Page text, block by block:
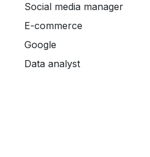
Social media manager
E-commerce
Google
Data analyst